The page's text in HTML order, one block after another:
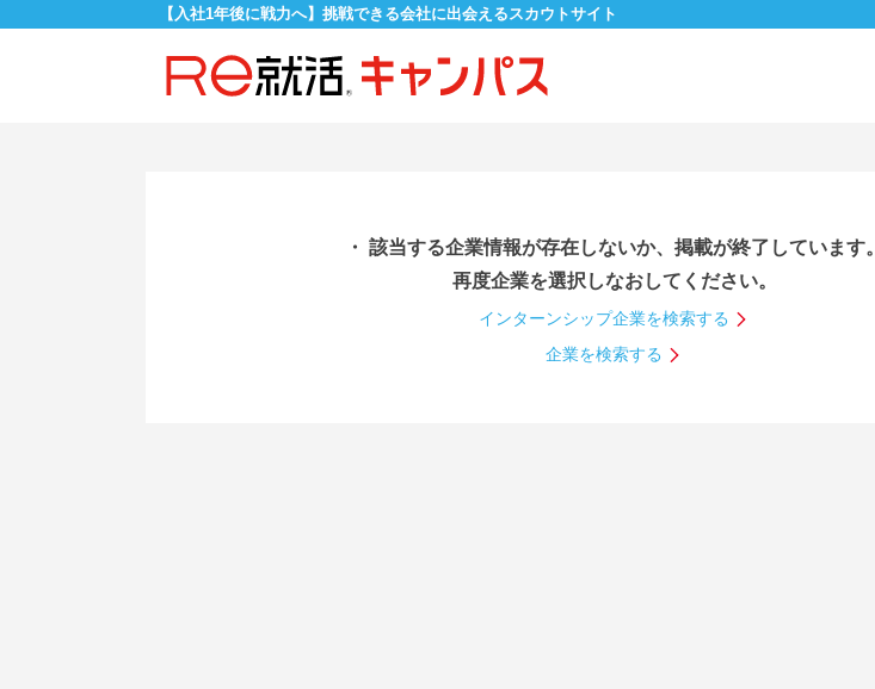
【入社1年後に戦力へ】挑戦できる会社に出会えるスカウトサイト
・ 該当する企業情報が存在しないか、掲載が終了しています。
再度企業を選択しなおしてください。
インターンシップ企業を検索する
企業を検索する